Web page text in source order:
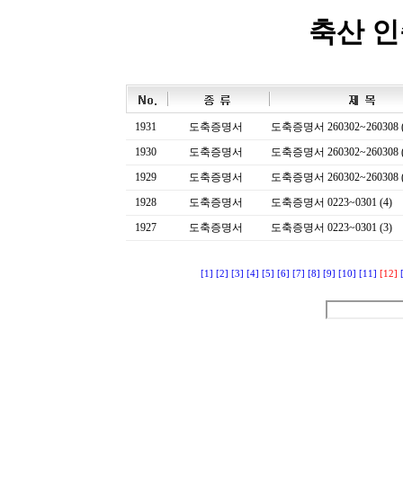
축산
1931 도축증명서
도축증명서 260302~260308
1930
도축증명서
도축증명서 260302~260308
1929
도축증명서
도축증명서 260302~260308
1928
도축증명서
도축증명서 0223~0301 (4)
1927
도축증명서 도축증명서 0223~0301 (3)
[1] [2] [3] [4] [5] [6] [7] [8] [9] [10] [11] [12]